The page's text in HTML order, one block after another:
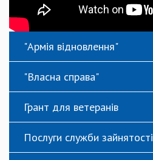
"Армія відновлення"
"Власна справа"
Грант для ветеранів
Послуги служби зайнятості